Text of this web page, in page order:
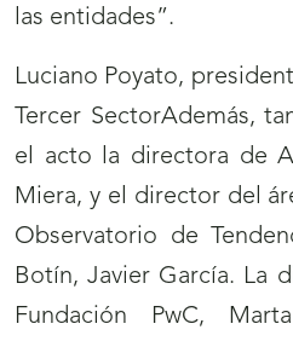
las entidades”.
Luciano Poyato,
Tercer SectorAdemás,
el acto la directora de
Miera, y el director del
Observatorio de
Botín, Javier García. La
Fundación PwC,